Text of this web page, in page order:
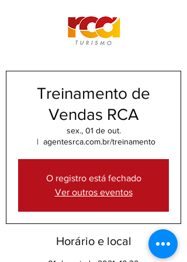
Treinamento de
Vendas RCA
sex., 01 de out.
  |
agentesrca.com.br/treinamento
O registro está fechado
Ver outros eventos
Horário e local